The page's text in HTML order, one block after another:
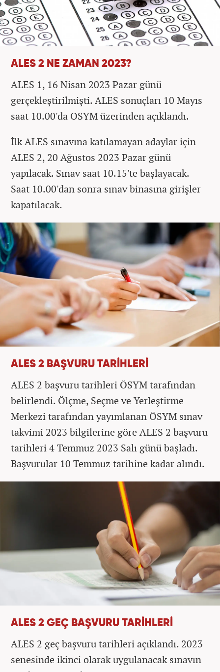
ALES 2 NE ZAMAN 2023?
ALES 1, 16 Nisan 2023 Pazar günü
gerçekleştirilmişti. ALES sonuçları 10 Mayıs
saat 10.00'da ÖSYM üzerinden açıklandı.
İlk ALES sınavına katılamayan adaylar için
ALES 2, 20 Ağustos 2023 Pazar günü
yapılacak. Sınav saat 10.15'te başlayacak.
Saat 10.00'dan sonra sınav binasına girişler
kapatılacak.
ALES 2 BAŞVURU TARİHLERİ
ALES 2 başvuru tarihleri ÖSYM tarafından
belirlendi. Ölçme, Seçme ve Yerleştirme
Merkezi tarafından yayımlanan ÖSYM sınav
takvimi 2023 bilgilerine göre ALES 2 başvuru
tarihleri 4 Temmuz 2023 Salı günü başladı.
Başvurular 10 Temmuz tarihine kadar alındı.
ALES 2 GEÇ BAŞVURU TARİHLERİ
ALES 2 geç başvuru tarihleri açıklandı. 2023
senesinde ikinci olarak uygulanacak sınavın